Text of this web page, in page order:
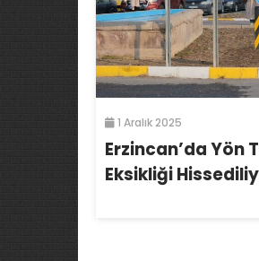
1 Aralık 2025
Erzincan’da Yön
Eksikliği